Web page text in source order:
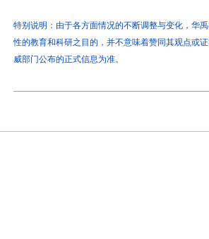
特别说明：由于各方面情况的不断调整与变化，华
性的教育和科研之目的，并不意味着赞同其观点或
威部门公布的正式信息为准。